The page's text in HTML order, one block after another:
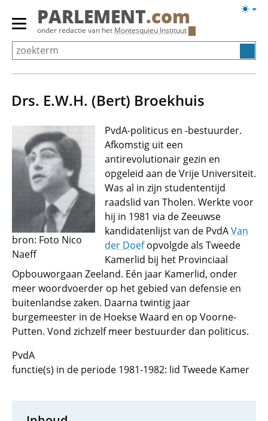
Overslaan
Primair
menu
tonen/verbergen
PARLEMENT.com
onder redactie van het Montesquieu Instituut
Drs. E.W.H. (Bert) Broekhuis
bron: Foto Nico
Naeff
PvdA-politicus en -bestuurder.
Afkomstig uit een
antirevolutionair gezin en
opgeleid aan de Vrije Universiteit.
Was al in zijn studententijd
raadslid van Tholen. Werkte voor
hij in 1981 via de Zeeuwse
kandidatenlijst van de PvdAVan
der Doefopvolgde als Tweede
Kamerlid bij het Provinciaal
Opbouworgaan Zeeland. Eén jaar Kamerlid, onder
meer woordvoerder op het gebied van defensie en
buitenlandse zaken. Daarna twintig jaar
burgemeester in de Hoekse Waard en op Voorne-
Putten. Vond zichzelf meer bestuurder dan politicus.
PvdA
functie(s) in de periode 1981-1982: lid Tweede Kamer